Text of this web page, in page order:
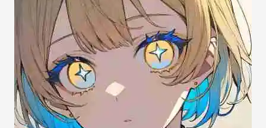
架，而后端则可以使用Node.js、Django、Spring等技术。
4. **独立部署**：前端和后端可以独立部署和扩展，允许开发团
队在没有影响对方的情况下进行更新和迭代。
### 优势
1. **提高可维护性**：由于前后端分离，代码结构更清晰，开发
人员可以更容易地进行维护和管理。